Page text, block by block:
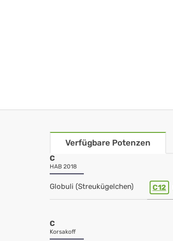
Verfügbare Potenzen
C
HAB 2018
Globuli (Streukügelchen) C12
C
Korsakoff